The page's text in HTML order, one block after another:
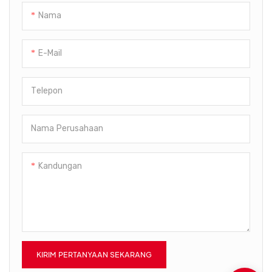
Nama
E-Mail
Telepon
Nama Perusahaan
Kandungan
KIRIM PERTANYAAN SEKARANG
Mesin Cetak Tiup.
telah menerima perhatian luas
yang disesuaikan juga